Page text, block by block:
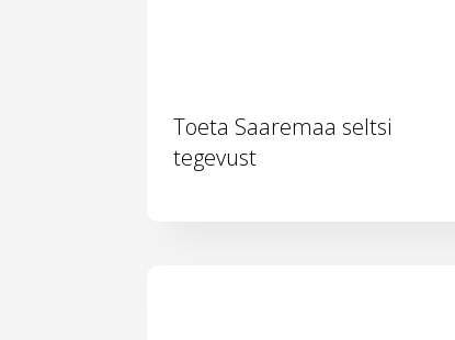
Toeta Saaremaa seltsi
tegevust